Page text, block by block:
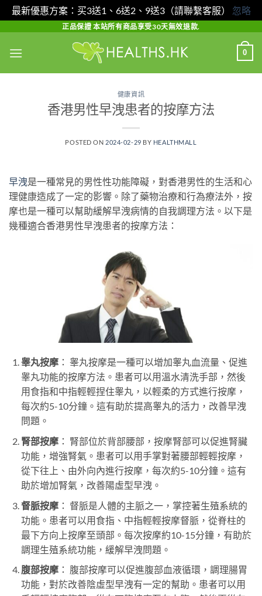
最新優惠方案：买3送1、6送2、9送3（請聯繫客服） 忽略
content
正品保證 本站所有商品享受30天無效退款.
0
健康資訊
香港男性早洩患者的按摩方法
POSTED ON 2024-02-29 BY HEALTHMALL
早洩是一種常見的男性性功能障礙，對香港男性的生活和心
理健康造成了一定的影響。除了藥物治療和行為療法外，按
摩也是一種可以幫助緩解早洩病情的自我調理方法。以下是
幾種適合香港男性早洩患者的按摩方法：
睾丸按摩： 睾丸按摩是一種可以增加睾丸血流量、促進
睾丸功能的按摩方法。患者可以用溫水清洗手部，然後
用食指和中指輕輕捏住睾丸，以輕柔的方式進行按摩，
每次約5-10分鐘。這有助於提高睾丸的活力，改善早洩
問題。
腎部按摩： 腎部位於背部腰部，按摩腎部可以促進腎臟
功能，增強腎氣。患者可以用手掌對著腰部輕輕按摩，
從下往上、由外向內進行按摩，每次約5-10分鐘。這有
助於增加腎氣，改善陽虛型早洩。
督脈按摩： 督脈是人體的主脈之一，掌控著生殖系統的
功能。患者可以用食指、中指輕輕按摩督脈，從脊柱的
最下方向上按摩至頭部。每次按摩約10-15分鐘，有助於
調理生殖系統功能，緩解早洩問題。
腹部按摩： 腹部按摩可以促進腹部血液循環，調理腸胃
功能，對於改善陰虛型早洩有一定的幫助。患者可以用